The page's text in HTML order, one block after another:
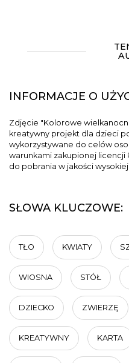
INFORMACJE O
Zdjęcie "Kolorowe
kreatywny projekt dla dzieci
wykorzystywane do celów
warunkami zakupionej licencji
do pobrania w jakości
SŁOWA KLUCZOWE:
TŁO KWIATY
WIOSNA STÓŁ
DZIECKO ZWIERZĘ
KREATYWNY KARTA